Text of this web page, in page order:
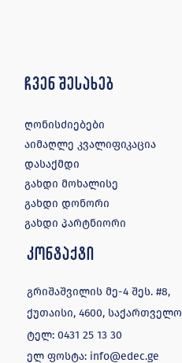
ჩვენ შესახებ
ღონისძიებები
აიმაღლე კვალიფიკაცია
დასაქმდი
გახდი მოხალისე
გახდი დონორი
გახდი პარტნიორი
კონტაქტი
გრიშაშვილის მე-4 შეს. #8,
ქუთაისი, 4600, საქართველო
ტელ:0431 25 13 30
ელ ფოსტა: info@edec.ge